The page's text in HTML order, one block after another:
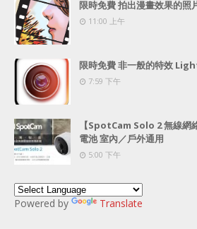
限時免費 拍出漫畫效果的
11:00 上午
限時免費 非一般的特效
7:59 下午
【SpotCam Solo 2 無線網
電池 室內／戶外通用
5:00 下午
Powered by Translate